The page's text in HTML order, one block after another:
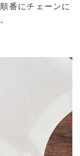
番にチェーンに